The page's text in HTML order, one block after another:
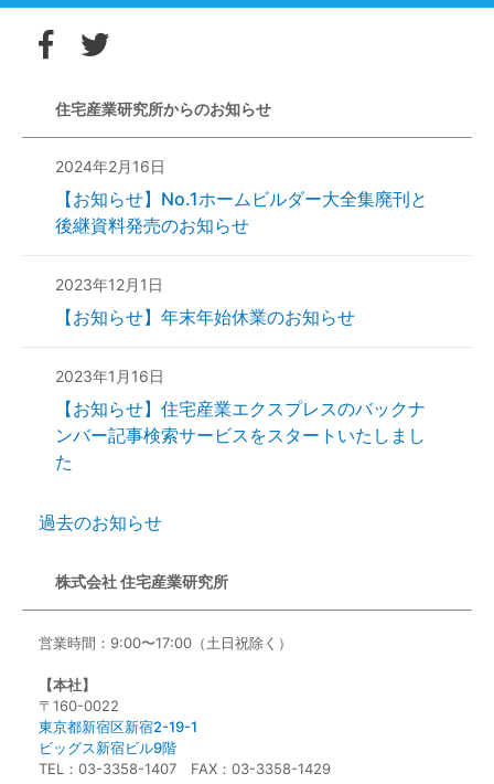
住宅産業研究所からのお知らせ
2024年2月16日
【お知らせ】No.1ホームビルダー大全集廃刊と
後継資料発売のお知らせ
2023年12月1日
【お知らせ】年末年始休業のお知らせ
2023年1月16日
【お知らせ】住宅産業エクスプレスのバックナ
ンバー記事検索サービスをスタートいたしまし
た
過去のお知らせ
株式会社 住宅産業研究所
営業時間：9:00〜17:00（土日祝除く）
【本社】
〒160-0022
東京都新宿区新宿2-19-1
ビッグス新宿ビル9階
TEL：03-3358-1407 FAX：03-3358-1429